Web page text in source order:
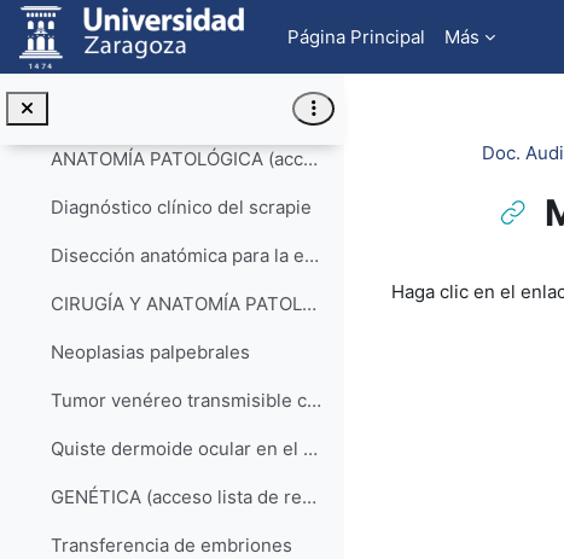
Salta al contenido principal
Página Principal
Más
Colapsar
Colapsar
ANATOMÍA PATOLÓGICA (acceso lista de reproducción YouTube)
Diagnóstico clínico del scrapie
Disección anatómica para la extracción del encéfalo
CIRUGÍA Y ANATOMÍA PATOLÓGICA (acceso lista de reproducción YouTube)
Neoplasias palpebrales
Tumor venéreo transmisible canino: valoración del tratamiento quimioterápico con vincristina
Quiste dermoide ocular en el perro: dos casos en la raza teckel
GENÉTICA (acceso lista de reproducción YouTube)
Transferencia de embriones
Doc.
Haga clic en el